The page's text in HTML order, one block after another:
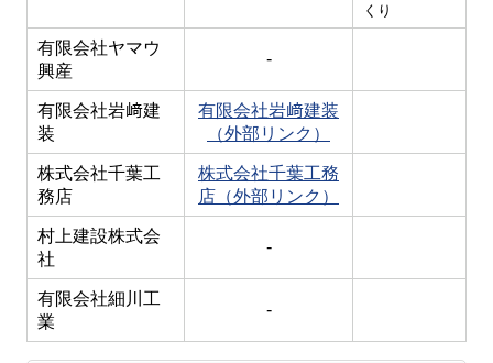
くり
有限会社ヤマウ
興産
-
有限会社岩﨑建
装
有限会社岩﨑建装
（外部リンク）
株式会社千葉工
務店
株式会社千葉工務
店（外部リンク）
村上建設株式会
社
-
有限会社細川工
業
-